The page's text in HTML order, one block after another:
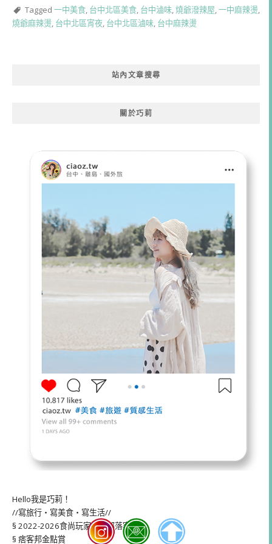
Tagged 一中美食, 台中北區美食, 台中滷味,燒爺潑辣屋,一中麻辣燙,
燒爺麻辣燙, 台中北區宵夜, 台中北區滷味, 台中麻辣燙
站內文章搜尋
關於巧莉
Hello我是巧莉！
//寫旅行・寫美食・寫生活//
§ 2022-2026食尚玩家駐站部落客
§ 痞客邦金點賞